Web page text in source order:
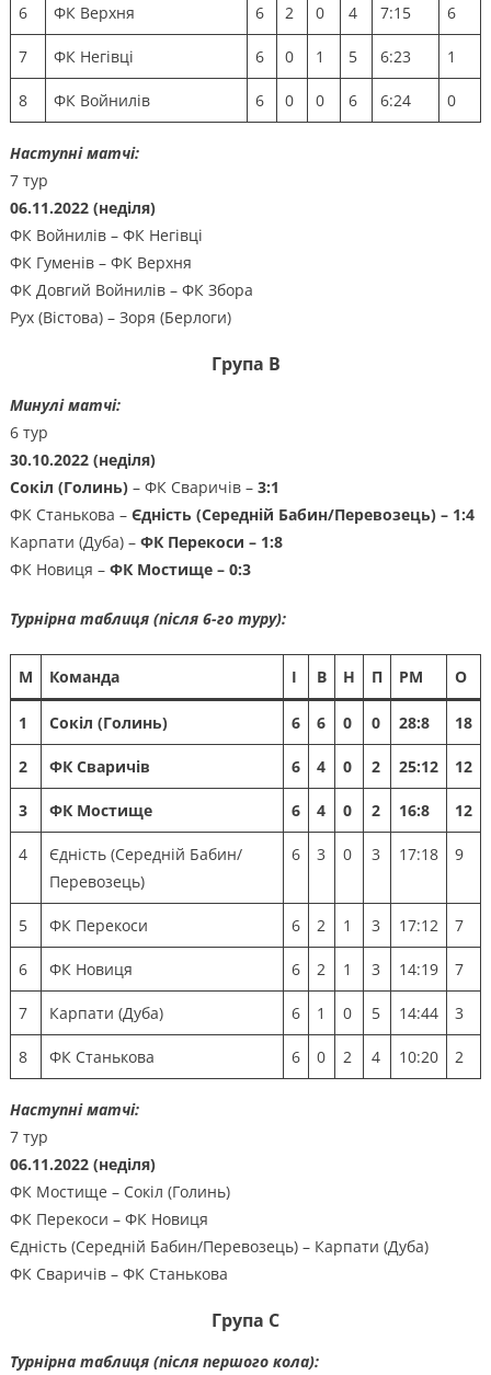
6 ФК Верхня 6 2 0 4 7:15 6
7 ФК Негівці 6 0 1 5 6:23 1
8 ФК Войнилів 6 0 0 6 6:24 0
Наступні матчі:
7 тур
06.11.2022 (неділя)
ФК Войнилів – ФК Негівці
ФК Гуменів – ФК Верхня
ФК Довгий Войнилів – ФК Збора
Рух (Вістова) – Зоря (Берлоги)
Група B
Минулі матчі:
6 тур
30.10.2022 (неділя)
Сокіл (Голинь)– ФК Сваричів – 3:1
ФК Станькова – Єдність (Середній Бабин/Перевозець) – 1:4
Карпати (Дуба) –ФК Перекоси – 1:8
ФК Новиця – ФК Мостище – 0:3
Турнірна таблиця (після 6-го туру):
М Команда І В Н П РМ О
1 Сокіл (Голинь) 6 6 0 0 28:8 18
2 ФК Сваричів 6 4 0 2 25:12 12
3 ФК Мостище 6 4 0 2 16:8 12
4
Єдність (Середній Бабин/
Перевозець)
6 3 0 3 17:18 9
5 ФК Перекоси 6 2 1 3 17:12 7
6 ФК Новиця 6 2 1 3 14:19 7
7 Карпати (Дуба) 6 1 0 5 14:44 3
8 ФК Станькова 6 0 2 4 10:20 2
Наступні матчі:
7 тур
06.11.2022 (неділя)
ФК Мостище – Сокіл (Голинь)
ФК Перекоси – ФК Новиця
Єдність (Середній Бабин/Перевозець) – Карпати (Дуба)
ФК Сваричів – ФК Станькова
Група С
Турнірна таблиця (після першого кола):